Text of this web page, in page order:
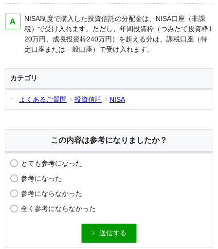
NISA制度で購入した投資信託の分配金は、NISA口座（非課
税）で受け入れます。ただし、年間投資枠（つみたて投資枠1
20万円、成長投資枠240万円）を超える分は、課税口座（特
定口座または一般口座）で受け入れます。
カテゴリ
よくあるご質問 投資信託 NISA
この内容は参考になりましたか？
とても参考になった
参考になった
参考にならなかった
全く参考にならなかった
送信する